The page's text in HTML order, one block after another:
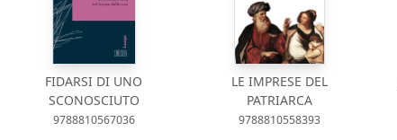
FIDARSI DI UNO
SCONOSCIUTO
9788810567036
LE IMPRESE DEL
PATRIARCA
9788810558393